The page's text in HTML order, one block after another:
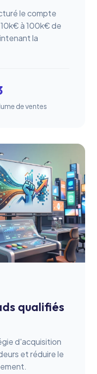
le compte
à 100k€ de
la
de ventes
qualifiés
d'acquisition
et réduire le